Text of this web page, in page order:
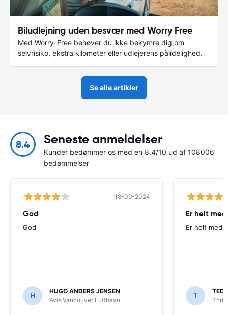
Biludlejning uden besvær med Worry Free
Med Worry-Free behøver du ikke bekymre dig om
selvrisiko, ekstra kilometer eller udlejerens pålidelighed.
Se alle artikler
8.4 Seneste anmeldelser
Kunder bedømmer os med en 8.4/10 ud af 108006
bedømmelser
18-09-2024
God
God
H
HUGO ANDERS JENSEN
Avis Vancouver Lufthavn
Er helt
Er helt med
T